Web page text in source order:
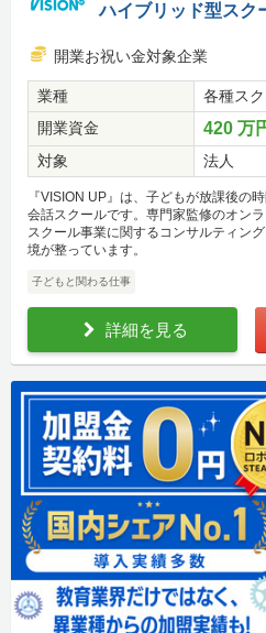
ハイブリッド型スク
開業お祝い金対象企業
業種
各種ス
開業資金
420 万
対象 法人
『VISION UP』は、子どもが放課後の
会話スクールです。専門家監修のオン
スクール事業に関するコンサルティン
境が整っています。
子どもと関わる仕事
詳細を見る